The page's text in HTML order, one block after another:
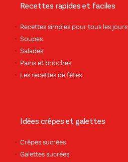
Recettes rapides et faciles
Recettes simples pour tous les jours
Soupes
Salades
Pains et brioches
Les recettes de fêtes
Idées crêpes et galettes
Crêpes sucrées
Galettes sucrées